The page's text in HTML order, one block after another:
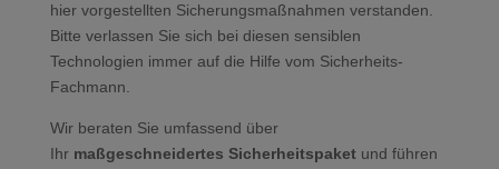
hier vorgestellten Sicherungsmaßnahmen verstanden.
Bitte verlassen Sie sich bei diesen sensiblen
Technologien immer auf die Hilfe vom Sicherheits-
Fachmann.
Wir beraten Sie umfassend über
Ihr maßgeschneidertes Sicherheitspaketund führen